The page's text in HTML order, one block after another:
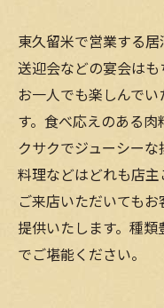
東久留米で営業する
送迎会などの宴会は
お一人でも楽しんで
す。食べ応えのある
クサクでジューシー
料理などはどれも店
ご来店いただいても
提供いたします。種
でご堪能ください。